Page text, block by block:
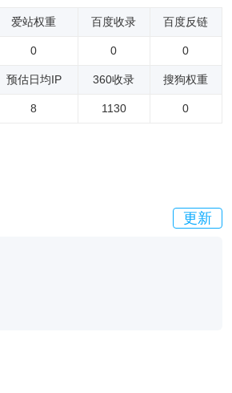
爱站权重 百度收录 百度反链
0 0 0
预估日均IP 360收录 搜狗权重
8 1130 0
更新